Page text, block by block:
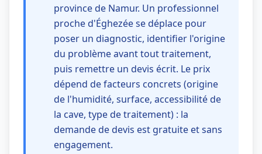
province de Namur. Un professionnel
proche d'Éghezée se déplace pour
poser un diagnostic, identifier l'origine
du problème avant tout traitement,
puis remettre un devis écrit. Le prix
dépend de facteurs concrets (origine
de l'humidité, surface, accessibilité de
la cave, type de traitement) : la
demande de devis est gratuite et sans
engagement.